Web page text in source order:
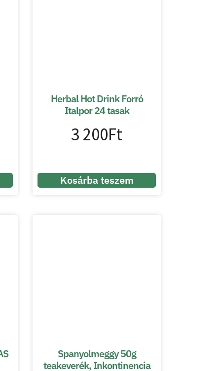
Herbal Hot Drink Forró
Italpor 24 tasak
3 200Ft
Kosárba teszem
Spanyolmeggy 50g
teakeverék, Inkontinencia